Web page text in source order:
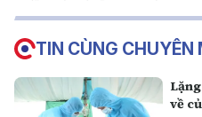
TIN CÙNG CHUYÊN
về